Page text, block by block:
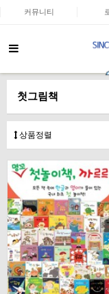
커뮤니티
첫그림책
상품정렬